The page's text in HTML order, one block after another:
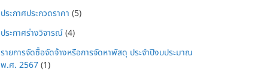
ประกาศประกวดราคา (5)
ประกาศร่างวิจารณ์(4)
รายการจัดซื้อจัดจ้างหรือการจัดหาพัสดุ ประจำปีงบประมาณ
พ.ศ. 2567(1)